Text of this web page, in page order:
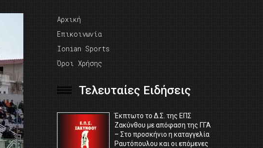
Αρχική
Επικοινωνία
Ionian Sports
Όροι Χρήσης
Τελευταίες Ειδήσεις
Έκπτωτο το Δ.Σ. της ΕΠΣ
Ζακύνθου με απόφαση της ΓΓΑ
– Στο προσκήνιο η καταγγελία
Ραυτόπουλου και οι επόμενες